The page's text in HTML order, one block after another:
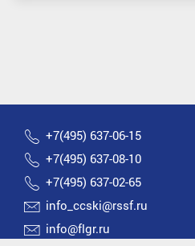
+7(495) 637-06-15
+7(495) 637-08-10
+7(495) 637-02-65
info_ccski@rssf.ru
info@flgr.ru